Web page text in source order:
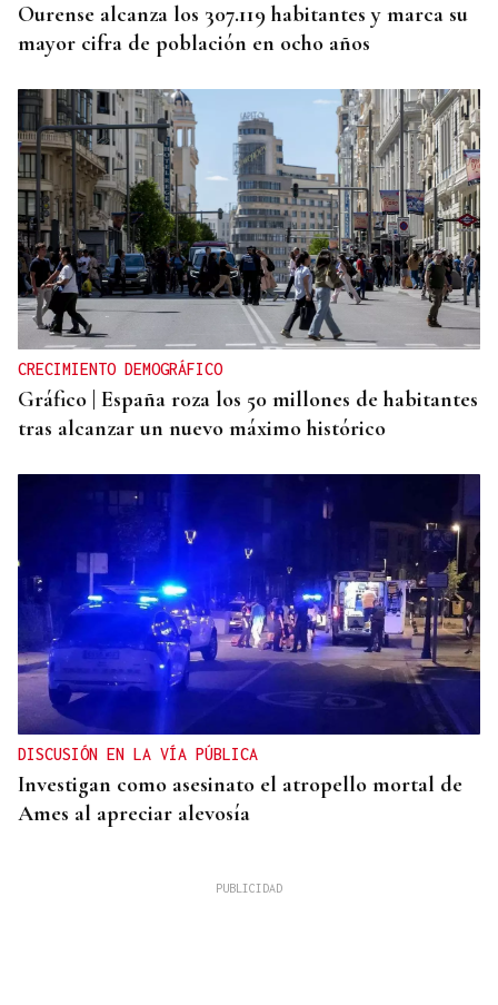
Ourense alcanza los 307.119 habitantes y marca su
mayor cifra de población en ocho años
CRECIMIENTO DEMOGRÁFICO
Gráfico | España roza los 50 millones de habitantes
tras alcanzar un nuevo máximo histórico
DISCUSIÓN EN LA VÍA PÚBLICA
Investigan como asesinato el atropello mortal de
Ames al apreciar alevosía